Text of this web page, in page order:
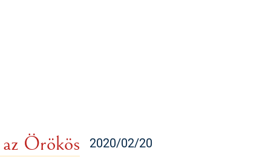
2020/02/20
Örökös